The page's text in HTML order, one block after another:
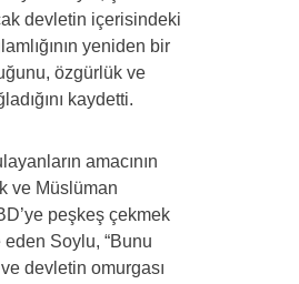
devletin içerisindeki
yeniden bir
özgürlük ve
kaydetti.
amacının
ve Müslüman
peşkeş çekmek
Soylu, “Bunu
devletin omurgası